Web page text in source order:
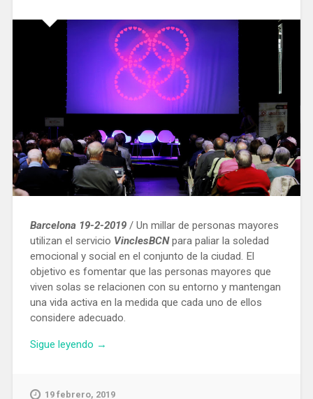
Barcelona 19-2-2019/ Un millar de personas mayores
utilizan el servicio VinclesBCNpara paliar la soledad
emocional y social en el conjunto de la ciudad. El
objetivo es fomentar que las personas mayores que
viven solas se relacionen con su entorno y mantengan
una vida activa en la medida que cada uno de ellos
considere adecuado.
Sigue leyendo «un
personas
→
19 febrero, 2019